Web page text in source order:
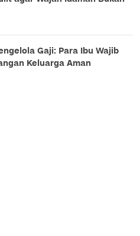
Gaji: Para Ibu Wajib
Keluarga Aman